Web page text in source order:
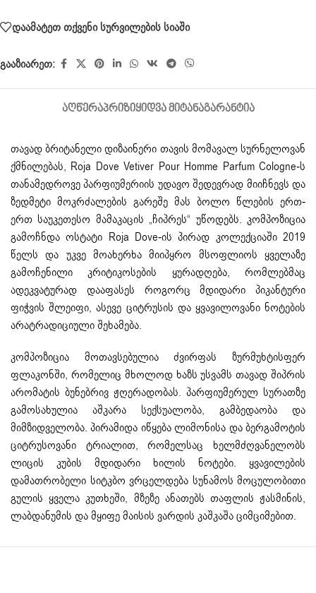
დაამატეთ თქვენი სურვილების სიაში
გააზიარეთ:
ᲐᲦᲬᲔᲠᲐᲞᲠᲘᲖᲘᲧᲘᲓᲕᲐ ᲛᲘᲢᲐᲜᲐᲒᲐᲠᲐᲜᲢᲘᲐ
თავად ბრიტანელი დიზაინერი თავის მომავალ სურნელოვან
ქმნილებას, Roja Dove Vetiver Pour Homme Parfum Cologne-ს
თანამედროვე პარფიუმერიის უდავო შედევრად მიიჩნევს და
ზედმეტი მოკრძალების გარეშე მას ბოლო წლების ერთ-
ერთ საუკეთესო მამაკაცის „ჩიპრეს“ უწოდებს. კომპოზიცია
გამოჩნდა ოსტატი Roja Dove-ის პირად კოლექციაში 2019
წელს და უკვე მოახერხა მიიპყრო მსოფლიოს ყველაზე
გამოჩენილი კრიტიკოსების ყურადღება, რომლებმაც
ადეკვატურად დააფასეს როგორც მდიდარი პიკანტური
ფიჭვის შლეიფი, ასევე ციტრუსის და ყვავილოვანი ნოტების
არატრადიციული შეხამება.
კომპოზიცია მოთავსებულია ძვირფას ზურმუხტისფერ
ფლაკონში, რომელიც მხოლოდ ხაზს უსვამს თავად შიპრის
არომატის ბუნებრივ ჟღერადობას. პარფიუმერულ სურათზე
გამოსახულია აშკარა სექსუალობა, გამბედაობა და
მიმზიდველობა. პირამიდა იწყება ლიმონისა და ბერგამოტის
ციტრუსოვანი ტრიალით, რომელსაც ხელმძღვანელობს
ლიცის კუბის მდიდარი ხილის ნოტები. ყვავილების
დამათრობელი სიტკბო ვრცელდება სუნამოს მოცულობითი
გულის ყველა კუთხეში, მზეზე ანათებს თაფლის ჟასმინის,
ლაბდანუმის და მყიფე მაისის ვარდის კაშკაშა ციმციმებით.